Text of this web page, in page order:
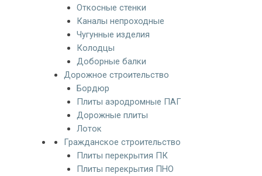
Откосные стенки
Каналы непроходные
Чугунные изделия
Колодцы
Доборные балки
Дорожное строительство
Бордюр
Плиты аэродромные ПАГ
Дорожные плиты
Лоток
Гражданское строительство
Плиты перекрытия ПК
Плиты перекрытия ПНО